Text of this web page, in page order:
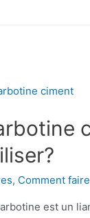
, Comment
est un